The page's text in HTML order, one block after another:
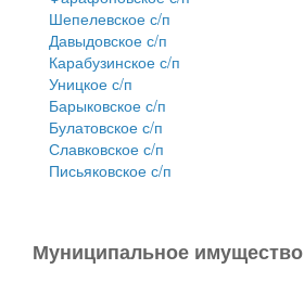
Шепелевское с/п
Давыдовское с/п
Карабузинское с/п
Уницкое с/п
Барыковское с/п
Булатовское с/п
Славковское с/п
Письяковское с/п
Муниципальное имущество